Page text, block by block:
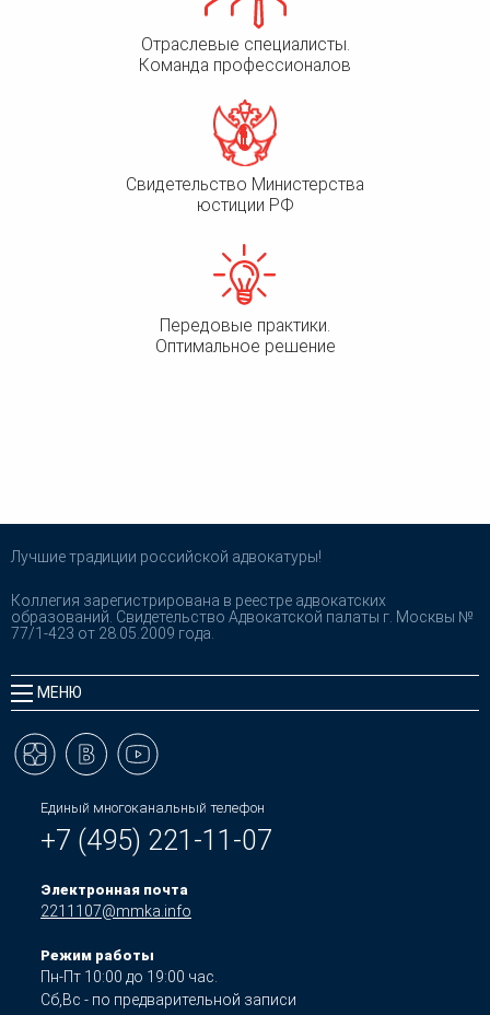
Отраслевые специалисты.
Команда профессионалов
Свидетельство Министерства
юстиции РФ
Передовые практики.
Оптимальное решение
Лучшие традиции российской адвокатуры!
Коллегия зарегистрирована в реестре адвокатских
образований. Свидетельство Адвокатской палаты г. Москвы №
77/1-423 от 28.05.2009 года.
МЕНЮ
Единый многоканальный телефон
+7 (495) 221-11-07
Электронная почта
2211107@mmka.info
Режим работы
Пн-Пт 10:00 до 19:00 час.
Сб,Вс - по предварительной записи